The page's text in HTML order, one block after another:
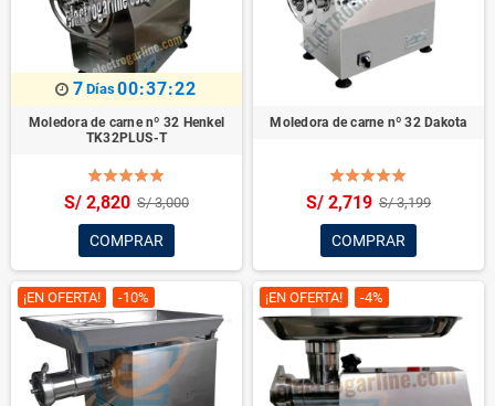
7 Días00:37:22
Moledora de carne nº 32 Henkel
TK32PLUS-T
S/ 2,820 S/ 3,000
COMPRAR
Moledora de carne nº 32 Dakota
S/ 2,719 S/ 3,199
COMPRAR
¡EN OFERTA! -10% ¡EN OFERTA! -4%